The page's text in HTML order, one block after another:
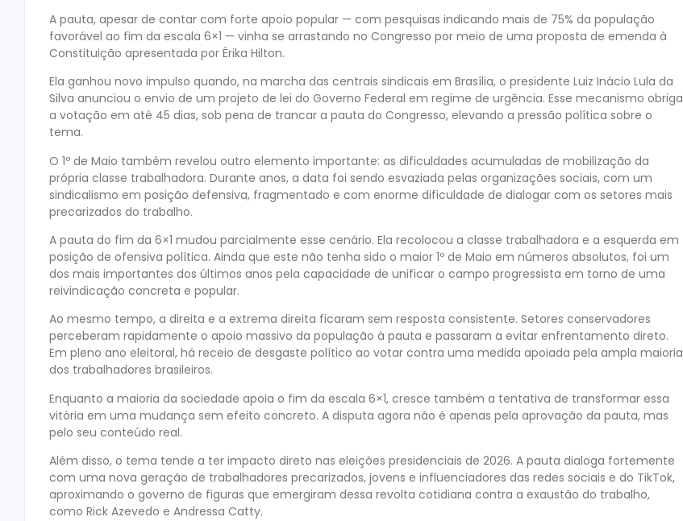
A pauta, apesar de contar com forte apoio popular — com pesquisas indicando mais de 75% da população
favorável ao fim da escala 6×1 — vinha se arrastando no Congresso por meio de uma proposta de emenda à
Constituição apresentada por Érika Hilton.
Ela ganhou novo impulso quando, na marcha das centrais sindicais em Brasília, o presidente Luiz Inácio Lula da
Silva anunciou o envio de um projeto de lei do Governo Federal em regime de urgência. Esse mecanismo obriga
a votação em até 45 dias, sob pena de trancar a pauta do Congresso, elevando a pressão política sobre o
tema.
O 1º de Maio também revelou outro elemento importante: as dificuldades acumuladas de mobilização da
própria classe trabalhadora. Durante anos, a data foi sendo esvaziada pelas organizações sociais, com um
sindicalismo em posição defensiva, fragmentado e com enorme dificuldade de dialogar com os setores mais
precarizados do trabalho.
A pauta do fim da 6×1 mudou parcialmente esse cenário. Ela recolocou a classe trabalhadora e a esquerda em
posição de ofensiva política. Ainda que este não tenha sido o maior 1º de Maio em números absolutos, foi um
dos mais importantes dos últimos anos pela capacidade de unificar o campo progressista em torno de uma
reivindicação concreta e popular.
Ao mesmo tempo, a direita e a extrema direita ficaram sem resposta consistente. Setores conservadores
perceberam rapidamente o apoio massivo da população à pauta e passaram a evitar enfrentamento direto.
Em pleno ano eleitoral, há receio de desgaste político ao votar contra uma medida apoiada pela ampla maioria
dos trabalhadores brasileiros.
Enquanto a maioria da sociedade apoia o fim da escala 6×1, cresce também a tentativa de transformar essa
vitória em uma mudança sem efeito concreto. A disputa agora não é apenas pela aprovação da pauta, mas
pelo seu conteúdo real.
Além disso, o tema tende a ter impacto direto nas eleições presidenciais de 2026. A pauta dialoga fortemente
com uma nova geração de trabalhadores precarizados, jovens e influenciadores das redes sociais e do TikTok,
aproximando o governo de figuras que emergiram dessa revolta cotidiana contra a exaustão do trabalho,
como Rick Azevedo e Andressa Catty.